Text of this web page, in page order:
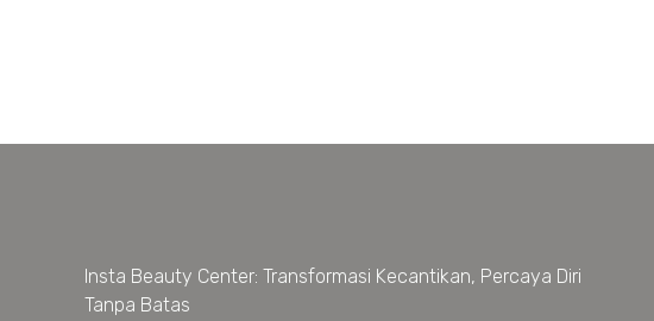
Insta Beauty Center: Transformasi Kecantikan, Percaya Diri
Tanpa Batas